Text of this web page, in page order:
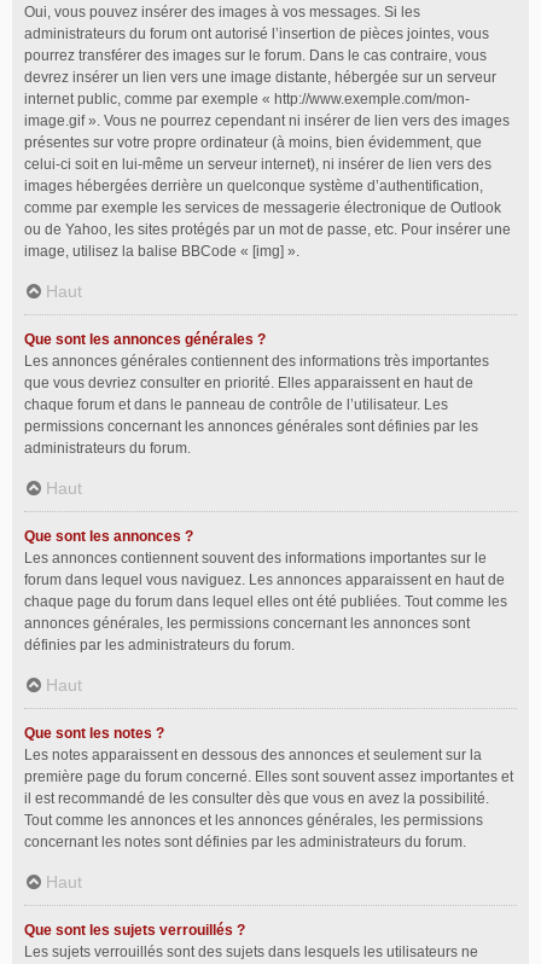
Oui, vous pouvez insérer des images à vos messages. Si les
administrateurs du forum ont autorisé l’insertion de pièces jointes, vous
pourrez transférer des images sur le forum. Dans le cas contraire, vous
devrez insérer un lien vers une image distante, hébergée sur un serveur
internet public, comme par exemple « http://www.exemple.com/mon-
image.gif ». Vous ne pourrez cependant ni insérer de lien vers des images
présentes sur votre propre ordinateur (à moins, bien évidemment, que
celui-ci soit en lui-même un serveur internet), ni insérer de lien vers des
images hébergées derrière un quelconque système d’authentification,
comme par exemple les services de messagerie électronique de Outlook
ou de Yahoo, les sites protégés par un mot de passe, etc. Pour insérer une
image, utilisez la balise BBCode « [img] ».
Haut
Que sont les annonces générales ?
Les annonces générales contiennent des informations très importantes
que vous devriez consulter en priorité. Elles apparaissent en haut de
chaque forum et dans le panneau de contrôle de l’utilisateur. Les
permissions concernant les annonces générales sont définies par les
administrateurs du forum.
Haut
Que sont les annonces ?
Les annonces contiennent souvent des informations importantes sur le
forum dans lequel vous naviguez. Les annonces apparaissent en haut de
chaque page du forum dans lequel elles ont été publiées. Tout comme les
annonces générales, les permissions concernant les annonces sont
définies par les administrateurs du forum.
Haut
Que sont les notes ?
Les notes apparaissent en dessous des annonces et seulement sur la
première page du forum concerné. Elles sont souvent assez importantes et
il est recommandé de les consulter dès que vous en avez la possibilité.
Tout comme les annonces et les annonces générales, les permissions
concernant les notes sont définies par les administrateurs du forum.
Haut
Que sont les sujets verrouillés ?
Les sujets verrouillés sont des sujets dans lesquels les utilisateurs ne